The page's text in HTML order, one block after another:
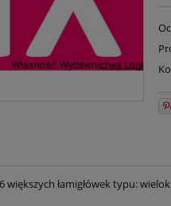
większych łamigłówek typu: